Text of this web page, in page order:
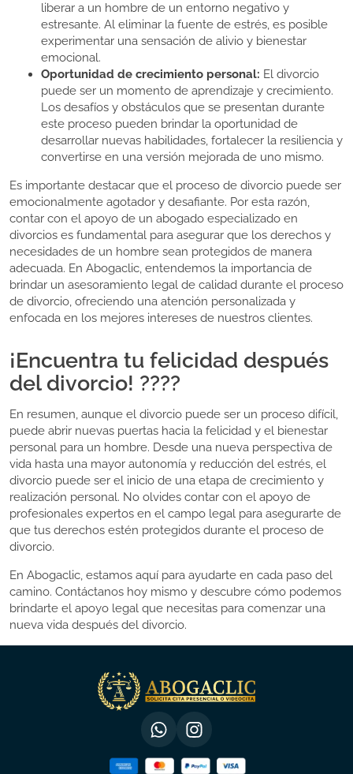
liberar a un hombre de un entorno negativo y
estresante. Al eliminar la fuente de estrés, es posible
experimentar una sensación de alivio y bienestar
emocional.
Oportunidad de crecimiento personal: El divorcio
puede ser un momento de aprendizaje y crecimiento.
Los desafíos y obstáculos que se presentan durante
este proceso pueden brindar la oportunidad de
desarrollar nuevas habilidades, fortalecer la resiliencia y
convertirse en una versión mejorada de uno mismo.
Es importante destacar que el proceso de divorcio puede ser
emocionalmente agotador y desafiante. Por esta razón,
contar con el apoyo de un abogado especializado en
divorcios es fundamental para asegurar que los derechos y
necesidades de un hombre sean protegidos de manera
adecuada. En Abogaclic, entendemos la importancia de
brindar un asesoramiento legal de calidad durante el proceso
de divorcio, ofreciendo una atención personalizada y
enfocada en los mejores intereses de nuestros clientes.
¡Encuentra tu felicidad después
del divorcio! ????
En resumen, aunque el divorcio puede ser un proceso difícil,
puede abrir nuevas puertas hacia la felicidad y el bienestar
personal para un hombre. Desde una nueva perspectiva de
vida hasta una mayor autonomía y reducción del estrés, el
divorcio puede ser el inicio de una etapa de crecimiento y
realización personal. No olvides contar con el apoyo de
profesionales expertos en el campo legal para asegurarte de
que tus derechos estén protegidos durante el proceso de
divorcio.
En Abogaclic, estamos aquí para ayudarte en cada paso del
camino. Contáctanos hoy mismo y descubre cómo podemos
brindarte el apoyo legal que necesitas para comenzar una
nueva vida después del divorcio.